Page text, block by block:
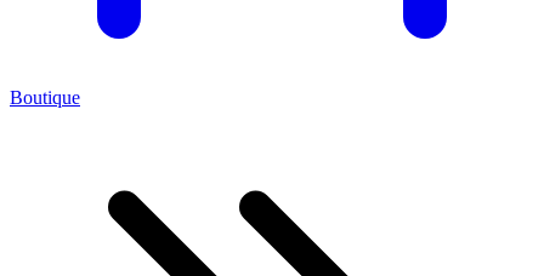
Boutique